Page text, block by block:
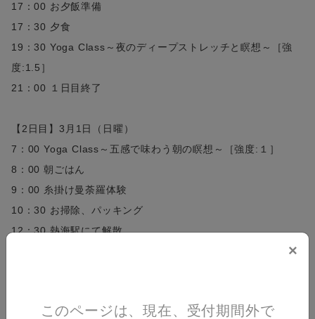
17：00 お夕飯準備
17：30 夕食
19：30 Yoga Class～夜のディープストレッチと瞑想～［強
度:1.5］
21：00 １日目終了
【2日目】3月1日（日曜）
7：00 Yoga Class～五感で味わう朝の瞑想～［強度:１］
8：00 朝ごはん
9：00 糸掛け曼荼羅体験
10：30 お掃除、パッキング
12：30 熱海駅にて解散
30日目にあたる日から15日前までの解除：旅行代金の50％
×
このページは、現在、受付期間外で